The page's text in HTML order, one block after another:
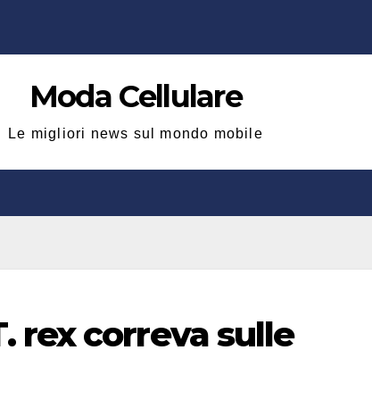
Moda Cellulare
Le migliori news sul mondo mobile
rex correva sulle